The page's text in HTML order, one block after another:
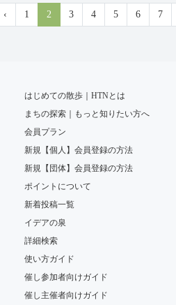
‹ 1 2 3 4 5 6 7
はじめての散歩｜HTNとは
まちの探索｜もっと知りたい方へ
会員プラン
新規【個人】会員登録の方法
新規【団体】会員登録の方法
ポイントについて
新着投稿一覧
イデアの泉
詳細検索
使い方ガイド
催し参加者向けガイド
催し主催者向けガイド